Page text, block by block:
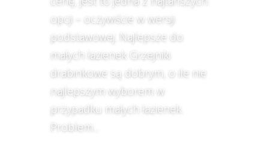
opcji – oczywiście w wersji
podstawowej. Najlepsze do
małych łazienek Grzejniki
drabinkowe są dobrym, o ile nie
najlepszym wyborem w
przypadku małych łazienek.
Problem...